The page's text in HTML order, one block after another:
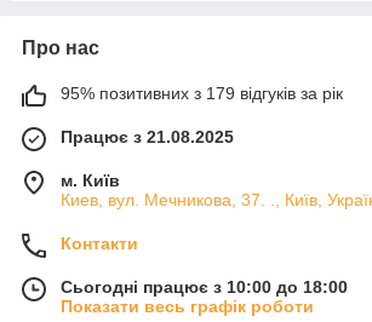
Про нас
95% позитивних з 179 відгуків за рік
Працює з 21.08.2025
м. Київ
Киев, вул. Мечникова, 37. ., Київ,
Контакти
Сьогодні працює з 10:00 до 18:00
Показати весь графік роботи